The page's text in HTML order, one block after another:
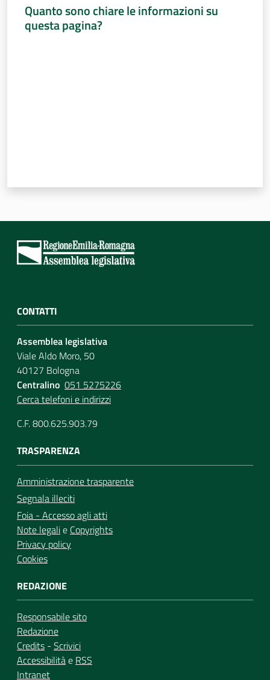
Assemblea
Quanto sono chiare le informazioni su
questa pagina?
CONTATTI
Assemblea legislativa
Viale Aldo Moro, 50
40127 Bologna
Centralino 051 5275226
Cerca telefoni e indirizzi
C.F. 800.625.903.79
TRASPARENZA
Amministrazione trasparente
Segnala illeciti
Foia - Accesso agli atti
Note legalie Copyrights
Privacy policy
Cookies
REDAZIONE
Responsabile sito
Redazione
Credits - Scrivici
Accessibilitàe RSS
Intranet